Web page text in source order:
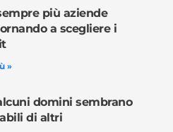
più aziende
a scegliere i
»
domini sembrano
di altri